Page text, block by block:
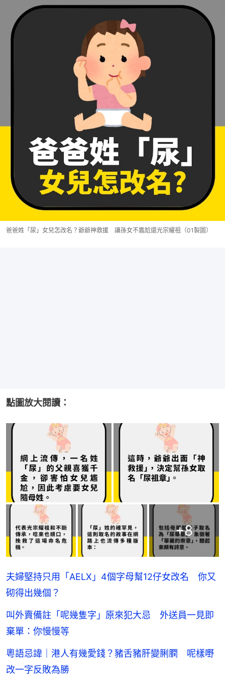
爸爸姓「尿」女兒怎改名？爺爺神救援 讓孫女不尷尬還光宗耀祖（01製圖）
點圖放大閱讀：
+8
夫婦堅持只用「AELX」4個字母幫12仔女改名 你又
砌得出幾個？
叫外賣備註「呢幾隻字」原來犯大忌 外送員一見即
棄單：你慢慢等
粵語忌諱｜港人有幾愛錢？豬舌豬肝變脷膶 呢樣嘢
改一字反敗為勝